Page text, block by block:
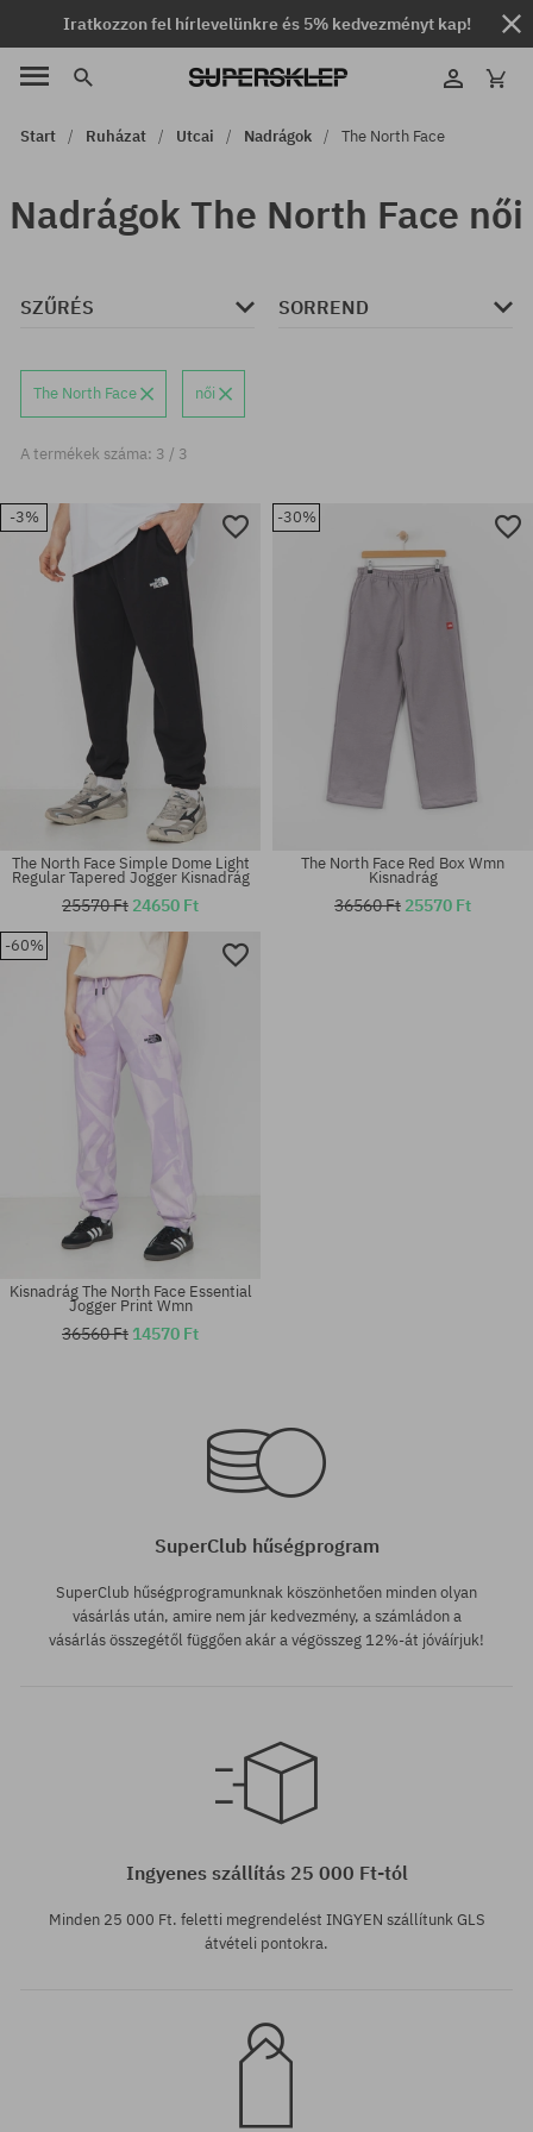
Iratkozzon fel hírlevelünkre és 5% kedvezményt kap!
Start Ruházat Utcai Nadrágok The North Face
Nadrágok The North Face női
SZŰRÉS SORREND
The North Face női
A termékek száma: 3 / 3
-3%
The North Face Simple Dome Light
Regular Tapered Jogger Kisnadrág
25570 Ft 24650 Ft
-30%
The North Face Red Box Wmn
Kisnadrág
36560 Ft 25570 Ft
-60%
Kisnadrág The North Face Essential
Jogger Print Wmn
36560 Ft 14570 Ft
SuperClub hűségprogram
SuperClub hűségprogramunknak köszönhetően minden olyan
vásárlás után, amire nem jár kedvezmény, a számládon a
vásárlás összegétől függően akár a végösszeg 12%-át jóváírjuk!
Ingyenes szállítás 25 000 Ft-tól
Minden 25 000 Ft. feletti megrendelést INGYEN szállítunk GLS
átvételi pontokra.